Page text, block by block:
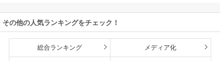
雄たちの母乳で成
長して無双します
その他の人気ランキングをチェック！
総合ランキング メディア化